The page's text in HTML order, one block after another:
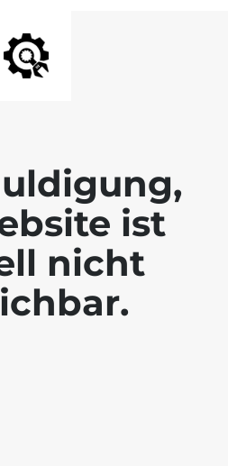
ist
nicht